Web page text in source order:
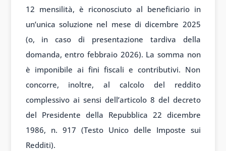
12 mensilità, è riconosciuto al beneficiario in
un’unica soluzione nel mese di dicembre 2025
(o, in caso di presentazione tardiva della
domanda, entro febbraio 2026). La somma non
è imponibile ai fini fiscali e contributivi. Non
concorre, inoltre, al calcolo del reddito
complessivo ai sensi dell’articolo 8 del decreto
del Presidente della Repubblica 22 dicembre
1986, n. 917 (Testo Unico delle Imposte sui
Redditi).